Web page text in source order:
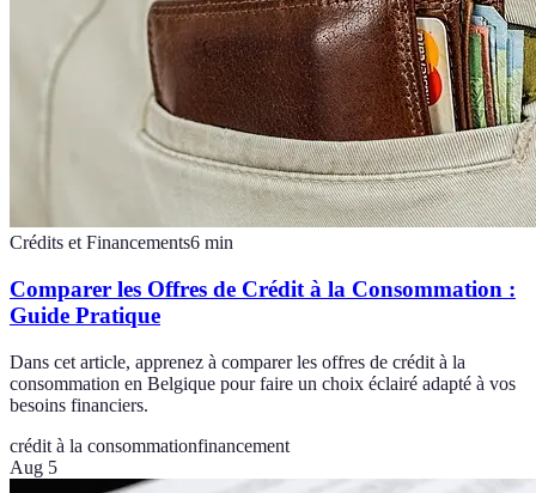
Crédits et Financements6 min
Comparer les Offres de Crédit à la Consommation :
Guide Pratique
Dans cet article, apprenez à comparer les offres de crédit à la
consommation en Belgique pour faire un choix éclairé adapté à vos
besoins financiers.
crédit à la consommationfinancement
Aug 5